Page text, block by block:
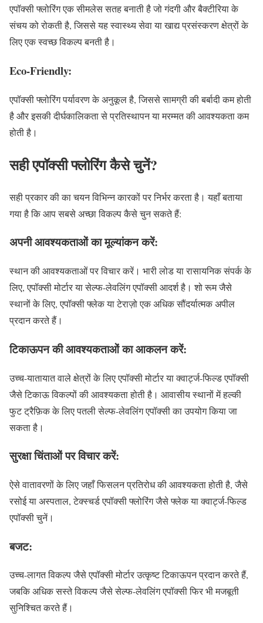
एपॉक्सी फ्लोरिंग एक सीमलेस सतह बनाती है जो गंदगी और बैक्टीरिया के
संचय को रोकती है, जिससे यह स्वास्थ्य सेवा या खाद्य प्रसंस्करण क्षेत्रों के
लिए एक स्वच्छ विकल्प बनती है।
Eco-Friendly:
एपॉक्सी फ्लोरिंग पर्यावरण के अनुकूल है, जिससे सामग्री की बर्बादी कम होती
है और इसकी दीर्घकालिकता से प्रतिस्थापन या मरम्मत की आवश्यकता कम
होती है।
सही एपॉक्सी फ्लोरिंग कैसे चुनें?
सही प्रकार की का चयन विभिन्न कारकों पर निर्भर करता है। यहाँ बताया
गया है कि आप सबसे अच्छा विकल्प कैसे चुन सकते हैं:
अपनी आवश्यकताओं का मूल्यांकन करें:
स्थान की आवश्यकताओं पर विचार करें। भारी लोड या रासायनिक संपर्क के
लिए, एपॉक्सी मोर्टार या सेल्फ-लेवलिंग एपॉक्सी आदर्श है। शो रूम जैसे
स्थानों के लिए, एपॉक्सी फ्लेक या टेराज़ो एक अधिक सौंदर्यात्मक अपील
प्रदान करते हैं।
टिकाऊपन की आवश्यकताओं का आकलन करें:
उच्च-यातायात वाले क्षेत्रों के लिए एपॉक्सी मोर्टार या क्वार्ट्ज-फिल्ड एपॉक्सी
जैसे टिकाऊ विकल्पों की आवश्यकता होती है। आवासीय स्थानों में हल्की
फुट ट्रैफ़िक के लिए पतली सेल्फ-लेवलिंग एपॉक्सी का उपयोग किया जा
सकता है।
सुरक्षा चिंताओं पर विचार करें:
ऐसे वातावरणों के लिए जहाँ फिसलन प्रतिरोध की आवश्यकता होती है, जैसे
रसोई या अस्पताल, टेक्स्चर्ड एपॉक्सी फ्लोरिंग जैसे फ्लेक या क्वार्ट्ज-फिल्ड
एपॉक्सी चुनें।
बजट:
उच्च-लागत विकल्प जैसे एपॉक्सी मोर्टार उत्कृष्ट टिकाऊपन प्रदान करते हैं,
जबकि अधिक सस्ते विकल्प जैसे सेल्फ-लेवलिंग एपॉक्सी फिर भी मजबूती
सुनिश्चित करते हैं।